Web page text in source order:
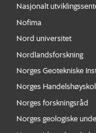
Nasjonalt
Nofima
Nord universitet
Nordlandsforskning
Norges Geotekniske
Norges
Norges forskningsråd
Norges geologiske